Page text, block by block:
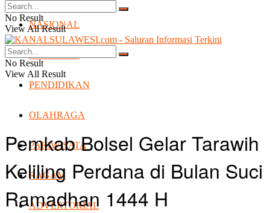
NASIONAL
PERISTIWA
PENDIDIKAN
OLAHRAGA
PARIWISATA
RAGAM
ADVERTORIAL
No Result
View All Result
No Result
View All Result
Pemkab Bolsel Gelar Tarawih
Keliling Perdana di Bulan Suci
Ramadhan 1444 H